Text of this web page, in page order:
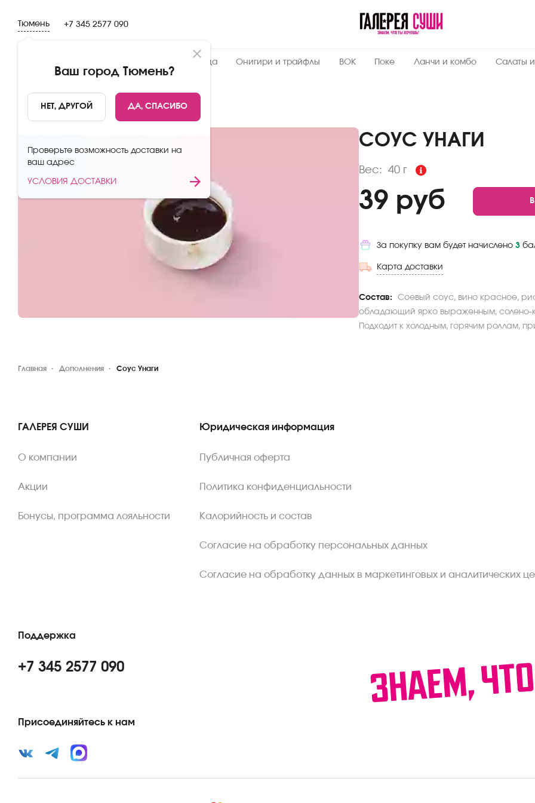
Тюмень
Ваш город Тюмень?
НЕТ, ДРУГОЙ ДА, СПАСИБО
Проверьте возможность доставки на
ваш адрес
УСЛОВИЯ ДОСТАВКИ
+7 345 2577 090
Пицца Онигири и трайфлы ВОК Поке Ланчи и комбо Салаты
НАЗАД
СОУС УНАГИ
Вес: 40 г
Пищевая
40 Вес, г
39 руб
За покупку вам будет начислено 3
Карта доставки
Состав:
Соевый соус, вино красное,
обладающий ярко выраженным, солено-
Подходит к холодным, горячим роллам,
Главная Дополнения Соус Унаги
ГАЛЕРЕЯ СУШИ
О компании
Акции
Бонусы, программа лояльности
Юридическая информация
Публичная оферта
Политика конфиденциальности
Калорийность и состав
Согласие на обработку персональных данных
Согласие на обработку данных в маркетинговых и аналитических
Поддержка
+7 345 2577 090
Присоединяйтесь к нам